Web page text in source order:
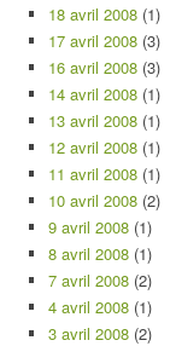
18 avril 2008 (1)
17 avril 2008 (3)
16 avril 2008 (3)
14 avril 2008 (1)
13 avril 2008 (1)
12 avril 2008 (1)
11 avril 2008 (1)
10 avril 2008 (2)
9 avril 2008 (1)
8 avril 2008 (1)
7 avril 2008 (2)
4 avril 2008 (1)
3 avril 2008 (2)